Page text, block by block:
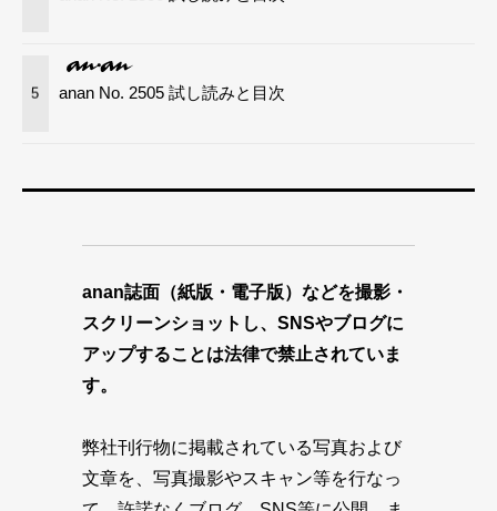
5 anan No. 2505 試し読みと目次
anan誌面（紙版・電子版）などを撮影・
スクリーンショットし、SNSやブログに
アップすることは法律で禁止されていま
す。
弊社刊行物に掲載されている写真および
文章を、写真撮影やスキャン等を行なっ